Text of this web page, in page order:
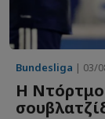
Bundesliga | 03/
Η